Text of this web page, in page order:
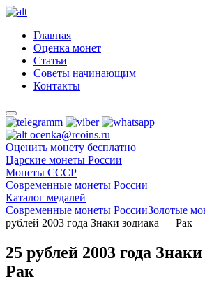
Главная
Оценка монет
Статьи
Советы начинающим
Контакты
ocenka@rcoins.ru
Оценить монету бесплатно
Царские монеты России
Монеты СССР
Современные монеты России
Каталог медалей
Современные монеты РоссииЗолотые
рублей 2003 года Знаки зодиака — Рак
25 рублей 2003 года
Рак